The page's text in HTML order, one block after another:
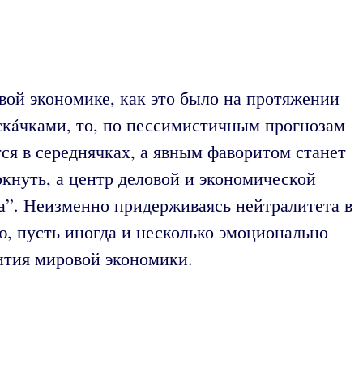
экономике, как это было на протяжении
то, по пессимистичным прогнозам
в середнячках, а явным фаворитом станет
а центр деловой и экономической
Неизменно придерживаясь нейтралитета в
иногда и несколько эмоционально
мировой экономики.